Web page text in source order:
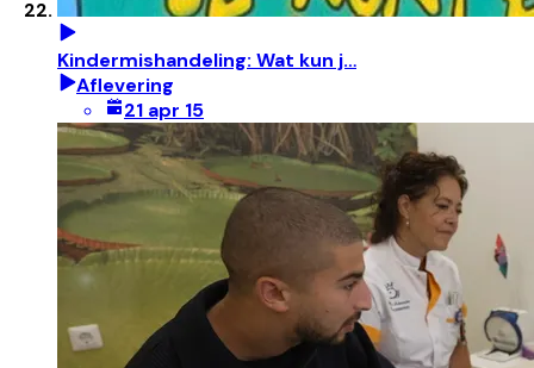
Kindermishandeling: Wat kun j…
Aflevering
21 apr 15